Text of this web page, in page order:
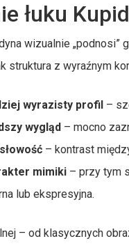
łuku
wizualnie
struktura z wyraźnym
wyrazisty profil –
wygląd – mocno
– kontrast
mimiki – przy tym
lub ekspresyjna.
– od klasycznych